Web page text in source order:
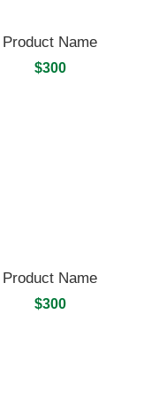
Product Name
$300
Product Name
$300